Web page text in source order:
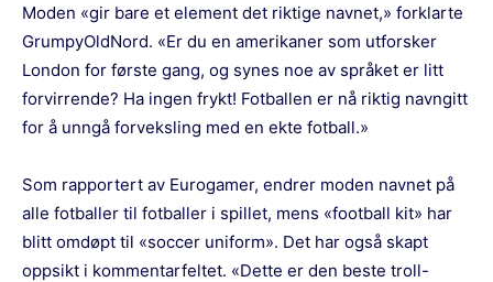
Moden «gir bare et element det riktige navnet,» forklarte
GrumpyOldNord. «Er du en amerikaner som utforsker
London for første gang, og synes noe av språket er litt
forvirrende? Ha ingen frykt! Fotballen er nå riktig navngitt
for å unngå forveksling med en ekte fotball.»
Som rapportert av Eurogamer, endrer moden navnet på
alle fotballer til fotballer i spillet, mens «football kit» har
blitt omdøpt til «soccer uniform». Det har også skapt
oppsikt i kommentarfeltet. «Dette er den beste troll-